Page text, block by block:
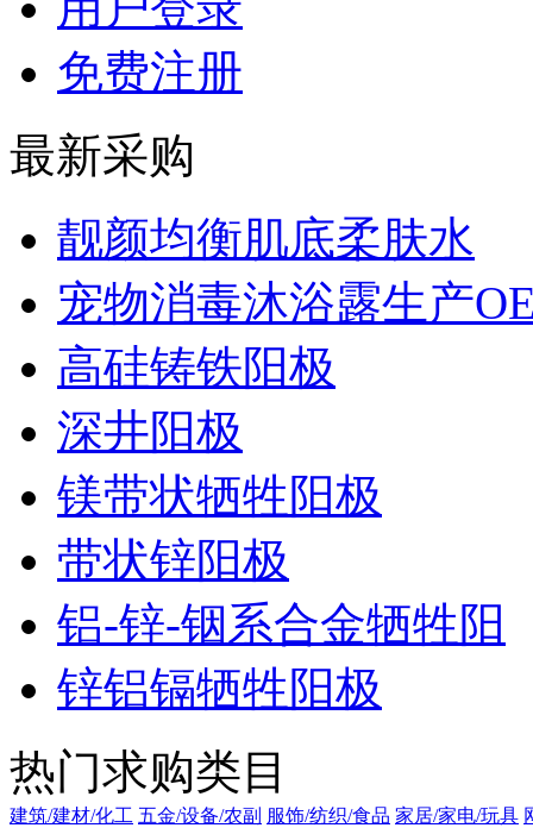
免费注册
最新采购
靓颜均衡肌底柔肤水
宠物消毒沐浴露生产
高硅铸铁阳极
深井阳极
镁带状牺牲阳极
带状锌阳极
铝-锌-铟系合金牺牲阳
锌铝镉牺牲阳极
热门求购类目
建筑/建材/化工 五金/设备/农副 服饰/纺织/食品 家居/家电/玩具